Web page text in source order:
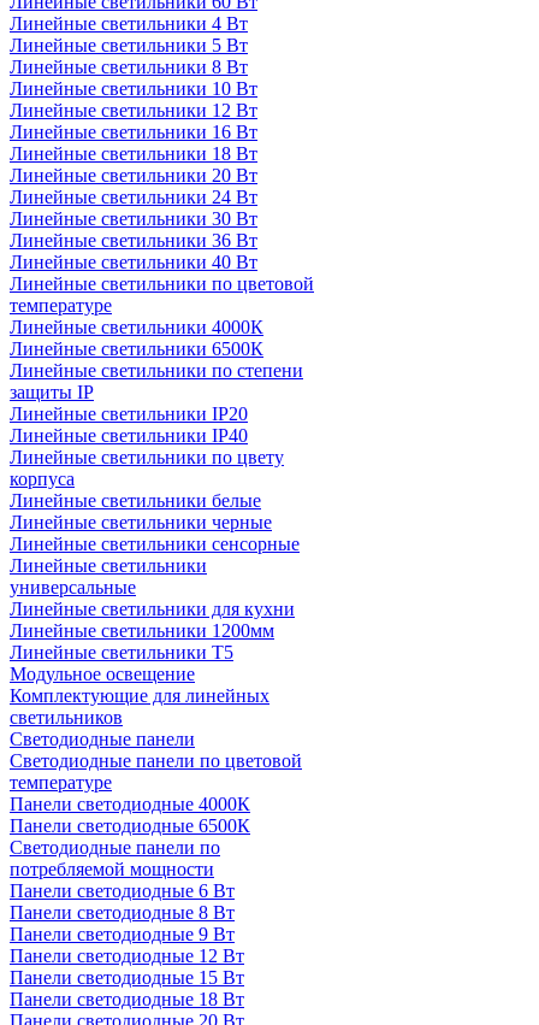
Линейные светильники 4 Вт
Линейные светильники 5 Вт
Линейные светильники 8 Вт
Линейные светильники 10 Вт
Линейные светильники 12 Вт
Линейные светильники 16 Вт
Линейные светильники 18 Вт
Линейные светильники 20 Вт
Линейные светильники 24 Вт
Линейные светильники 30 Вт
Линейные светильники 36 Вт
Линейные светильники 40 Вт
Линейные светильники по цветовой
температуре
Линейные светильники 4000К
Линейные светильники 6500К
Линейные светильники по степени
защиты IP
Линейные светильники IP20
Линейные светильники IP40
Линейные светильники по цвету
корпуса
Линейные светильники белые
Линейные светильники черные
Линейные светильники сенсорные
Линейные светильники
универсальные
Линейные светильники для кухни
Линейные светильники 1200мм
Линейные светильники Т5
Модульное освещение
Комплектующие для линейных
светильников
Светодиодные панели
Светодиодные панели по цветовой
температуре
Панели светодиодные 4000К
Панели светодиодные 6500К
Светодиодные панели по
потребляемой мощности
Панели светодиодные 6 Вт
Панели светодиодные 8 Вт
Панели светодиодные 9 Вт
Панели светодиодные 12 Вт
Панели светодиодные 15 Вт
Панели светодиодные 18 Вт
Панели светодиодные 20 Вт